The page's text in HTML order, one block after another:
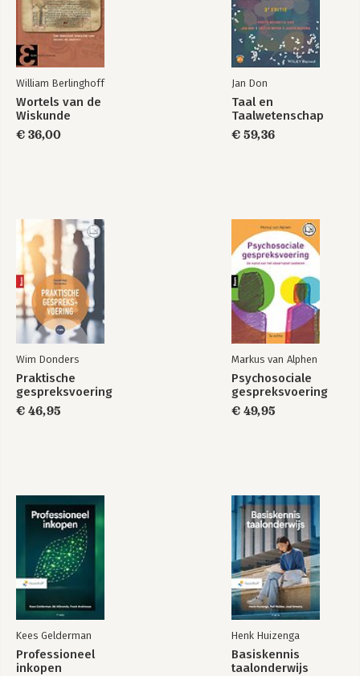
Werken met
logistiek
Basisboek Logistiek
Fysieke distributie
Logistics: Principles
and Practice
Bekijk alle boeken
William Berlinghoff
Wortels van de
Wiskunde
€ 36,00
Jan Don
Taal en
Taalwetenschap
€ 59,36
Wim Donders
Praktische
gespreksvoering
€ 46,95
Markus van Alphen
Psychosociale
gespreksvoering
€ 49,95
Kees Gelderman
Professioneel
inkopen
Henk Huizenga
Basiskennis
taalonderwijs